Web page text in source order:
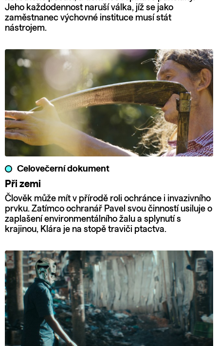
Jeho každodennost naruší válka, jíž se jako
zaměstnanec výchovné instituce musí stát
nástrojem.
Celovečerní dokument
Při zemi
Člověk může mít v přírodě roli ochránce i invazivního
prvku. Zatímco ochranář Pavel svou činností usiluje o
zaplašení environmentálního žalu a splynutí s
krajinou, Klára je na stopě traviči ptactva.